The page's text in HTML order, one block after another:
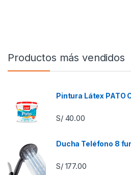
Productos más vendidos
Pintura Látex PATO
S/40.00
Ducha Teléfono 8
S/177.00